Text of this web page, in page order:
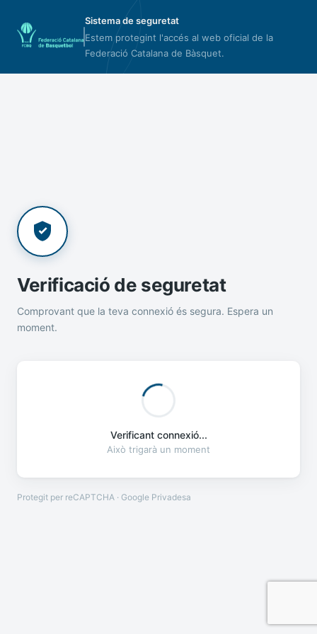
Sistema de seguretat
Estem protegint l'accés al web oficial de la
Federació Catalana de Bàsquet.
Verificació de seguretat
Comprovant que la teva connexió és segura. Espera un
moment.
Verificant connexió...
Això trigarà un moment
Protegit per reCAPTCHA · Google Privadesa